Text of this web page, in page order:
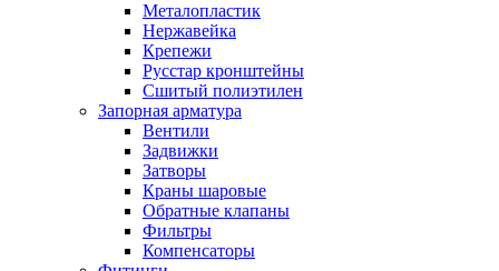
Металопластик
Нержавейка
Крепежи
Русстар кронштейны
Сшитый полиэтилен
Запорная арматура
Вентили
Задвижки
Затворы
Краны шаровые
Обратные клапаны
Фильтры
Компенсаторы